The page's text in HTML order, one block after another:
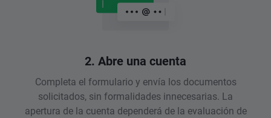
2. Abre una cuenta
Completa el formulario y envía los documentos
solicitados, sin formalidades innecesarias. La
apertura de la cuenta dependerá de la evaluación de